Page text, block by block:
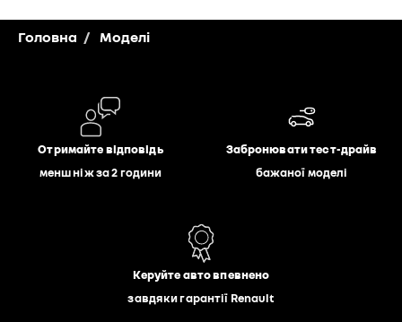
Головна Моделі
Отримайте відповідь
менш ніж за 2 години
Забронювати тест-драйв
бажаної моделі
Керуйте авто впевнено
завдяки гарантії Renault